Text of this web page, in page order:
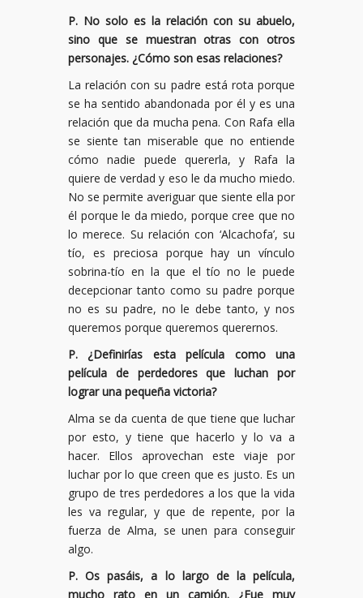
P. No solo es la relación con su abuelo,
sino que se muestran otras con otros
personajes. ¿Cómo son esas relaciones?
La relación con su padre está rota porque
se ha sentido abandonada por él y es una
relación que da mucha pena. Con Rafa ella
se siente tan miserable que no entiende
cómo nadie puede quererla, y Rafa la
quiere de verdad y eso le da mucho miedo.
No se permite averiguar que siente ella por
él porque le da miedo, porque cree que no
lo merece. Su relación con ‘Alcachofa’, su
tío, es preciosa porque hay un vínculo
sobrina-tío en la que el tío no le puede
decepcionar tanto como su padre porque
no es su padre, no le debe tanto, y nos
queremos porque queremos querernos.
P. ¿Definirías esta película como una
película de perdedores que luchan por
lograr una pequeña victoria?
Alma se da cuenta de que tiene que luchar
por esto, y tiene que hacerlo y lo va a
hacer. Ellos aprovechan este viaje por
luchar por lo que creen que es justo. Es un
grupo de tres perdedores a los que la vida
les va regular, y que de repente, por la
fuerza de Alma, se unen para conseguir
algo.
P. Os pasáis, a lo largo de la película,
mucho rato en un camión. ¿Fue muy